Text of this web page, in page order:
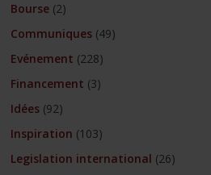
Bourse (2)
Communiques (49)
Evénement (228)
Financement (3)
Idées (92)
Inspiration (103)
Legislation international (26)